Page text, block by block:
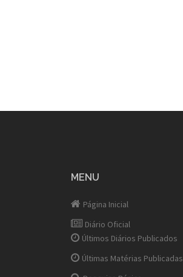
MENU
Página Inicial
Diário Oficial
Últimos Diários Publicados
Últimas Matérias Publicadas